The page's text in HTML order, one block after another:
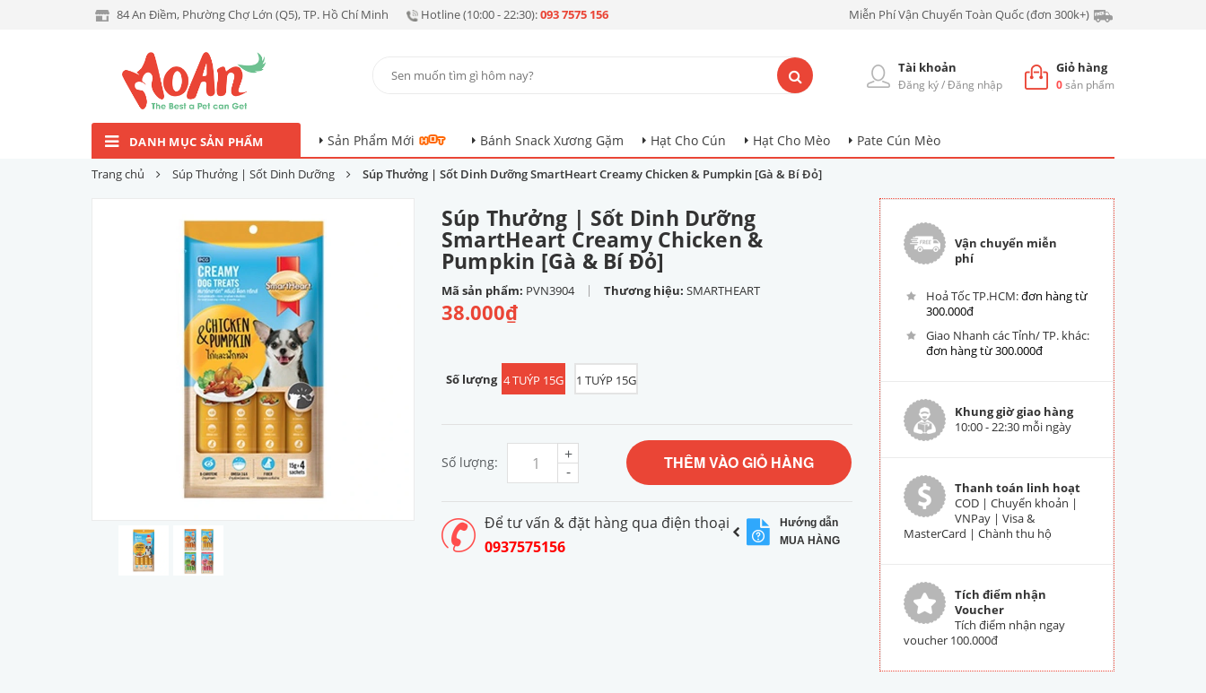
84 An Điềm, Phường Chợ Lớn (Q5), TP. Hồ Chí Minh Hotline (10:00 - 22:30):093 7575 156 Miễn Phí Vận Chuyển Toàn Quốc (đơn 300k+)
Giỏ hàng
0sản phẩm
Tài khoản
Đăng ký/Đăng nhập
DANH MỤC SẢN PHẨM Sản Phẩm Mới Bánh Snack Xương Gặm Hạt Cho Cún Hạt Cho Mèo Pate Cún Mèo
Trang chủ Súp Thưởng | Sốt Dinh Dưỡng Súp Thưởng | Sốt Dinh Dưỡng SmartHeart Creamy Chicken & Pumpkin [Gà & Bí Đỏ]
Súp Thưởng | Sốt Dinh Dưỡng
SmartHeart Creamy Chicken &
Pumpkin [Gà & Bí Đỏ]
Mã sản phẩm: PVN3904 | Thương hiệu: SMARTHEART
38.000₫
Số lượng 4 TUÝP 15G 1 TUÝP 15G
Số lượng: -
+ THÊM VÀO GIỎ HÀNG
Để tư vấn & đặt hàng qua điện thoại
0937575156
Hướng dẫn
MUA HÀNG
Vận chuyển miễn
phí
Hoả Tốc TP.HCM:đơn hàng từ
300.000đ
Giao Nhanh các Tỉnh/ TP. khác:
đơn hàng từ 300.000đ
Khung giờ giao hàng
10:00 - 22:30 mỗi ngày
Thanh toán linh hoạt
COD | Chuyển khoản |
VNPay | Visa &
MasterCard | Chành thu hộ
Tích điểm nhận
Voucher
Tích điểm nhận ngay
voucher 100.000đ